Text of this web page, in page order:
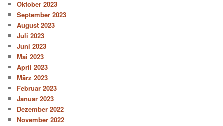
Oktober 2023
September 2023
August 2023
Juli 2023
Juni 2023
Mai 2023
April 2023
März 2023
Februar 2023
Januar 2023
Dezember 2022
November 2022